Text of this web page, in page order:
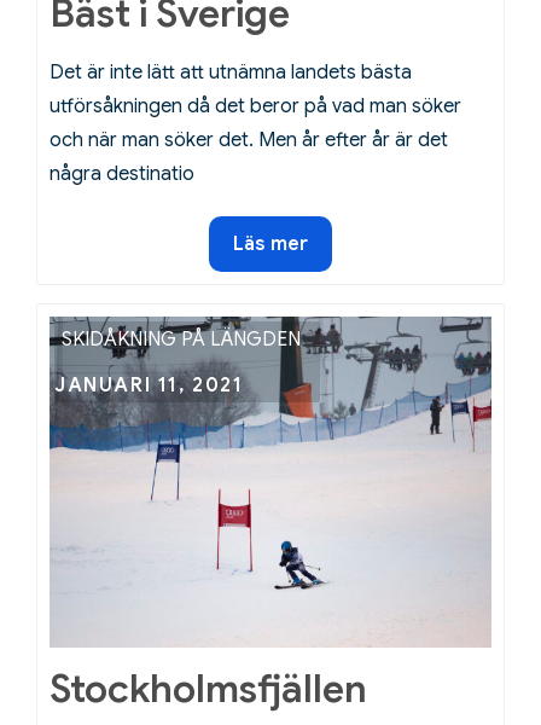
Bäst i Sverige
Det är inte lätt att utnämna landets bästa
utförsåkningen då det beror på vad man söker
och när man söker det. Men år efter år är det
några destinatio
Bäst
i
Läs mer
SKIDÅKNING PÅ LÄNGDEN
Posted
on
JANUARI 11, 2021
Stockholmsfjällen